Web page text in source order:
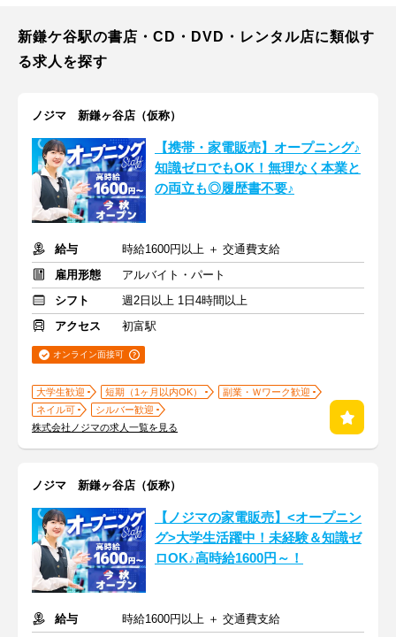
新鎌ケ谷駅の書店・CD・DVD・レンタル店に類似す
る求人を探す
ノジマ 新鎌ヶ谷店（仮称）
【携帯・家電販売】オープニング♪
知識ゼロでもOK！無理なく本業と
の両立も◎履歴書不要♪
給与
時給1600円以上 ＋ 交通費支給
雇用形態
アルバイト・パート
シフト
週2日以上 1日4時間以上
アクセス
初富駅
オンライン面接可
大学生歓迎 短期（1ヶ月以内OK）
副業・Ｗワーク歓迎
ネイル可
シルバー歓迎
株式会社ノジマの求人一覧を見る
ノジマ 新鎌ヶ谷店（仮称）
【ノジマの家電販売】<オープニン
グ>大学生活躍中！未経験＆知識ゼ
ロOK♪高時給1600円～！
給与
時給1600円以上 ＋ 交通費支給